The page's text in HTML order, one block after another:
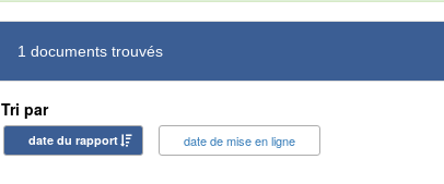
1 documents trouvés
Tri par
date du rapport date de mise en ligne